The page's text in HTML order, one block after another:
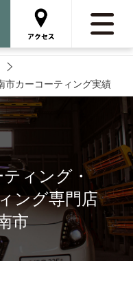
市カーコーティング実績
ィング・
ング専門店
市